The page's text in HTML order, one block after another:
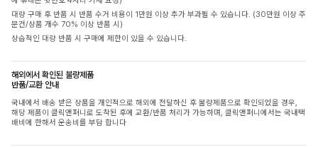
대량 구매 후 반품 시 반품 수거 비용이 1만원 이상 추가 부과될 수 있습니다. (30만원 이상 주
문건/상품 개수 70% 이상 반품 시)
상습적인 대량 반품 시 구매에 제한이 있을 수 있습니다.
해외에서 확인된 불량제품
반품/교환 안내
국내에서 배송 받은 상품을 개인적으로 해외에 전달하신 후 불량제품으로 확인되었을 경우,
해당 제품이 클릭앤퍼니로 도착된 후에 교환/반품 처리가 가능하며, 클릭앤퍼니에서는 국내택
배비에 한해서 운송비를 부담 합니다